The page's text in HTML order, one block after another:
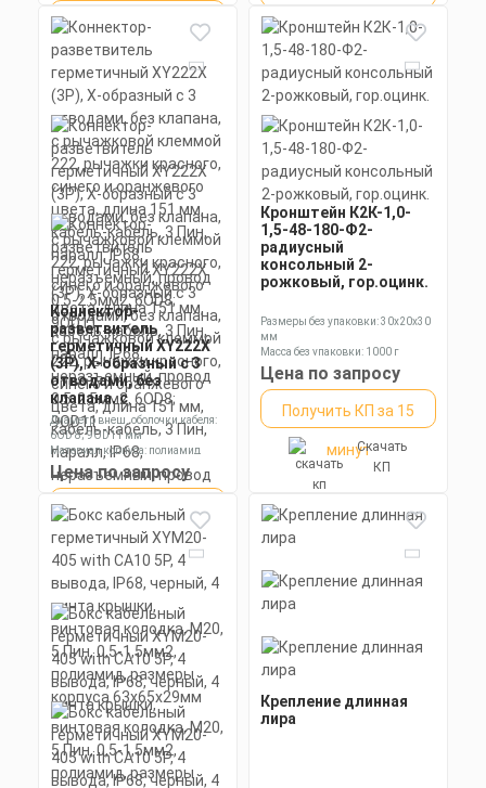
КП
Получить КП за 15
минутСкачать
КП
минутСкачать
Коннектор-
разветвитель
герметичный XY222X
(3P), X-образный с 3
отводами, без
клапана, с
рычажковой клеммой
222, рычажки
красного, синего и
оранжевого цвета,
длина 151 мм, кабель-
кабель, 3 Пин, паралл,
IP68, неразъемный,
провод 0.5-2.5мм2,
6OD8; 9OD11
Диаметр внеш. оболочки кабеля:
6OD 8; 9OD11 мм
Материал корпуса: полиамид
Номинальное напряжение: 250 В
Цена по запросу
Получить КП за 15
минутСкачать
КП
Кронштейн К2К-1,0-
1,5-48-180-Ф2-
радиусный
консольный 2-
рожковый, гор.оцинк.
Размеры без упаковки: 30x20x30
мм
Масса без упаковки: 1000 г
Цена по запросу
Получить КП за 15
минутСкачать
КП
Крепление длинная
лира